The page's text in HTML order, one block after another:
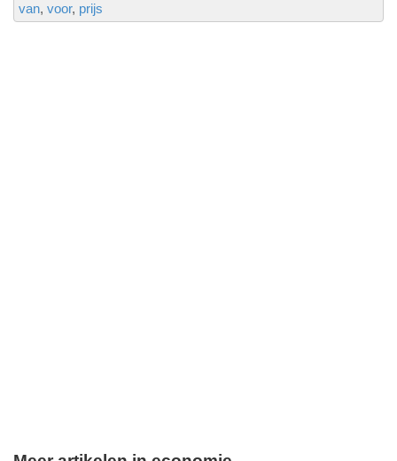
van voor prijs